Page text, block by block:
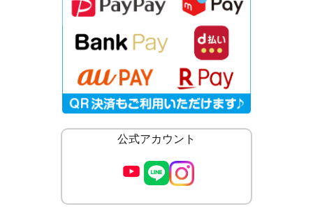
公式アカウント